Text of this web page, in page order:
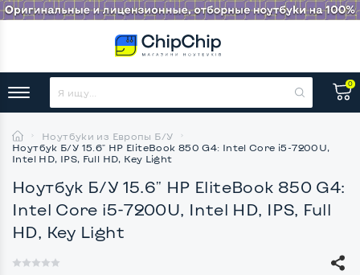
0
Ноутбуки из Европы Б/У
Ноутбук Б/У 15.6" HP EliteBook 850 G4: Intel Core i5-7200U,
Intel HD, IPS, Full HD, Key Light
Ноутбук Б/У 15.6" HP EliteBook 850 G4:
Intel Core i5-7200U, Intel HD, IPS, Full
HD, Key Light